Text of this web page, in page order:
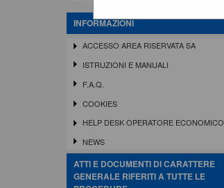
INFORMAZIONI
ACCESSO AREA RISERVATA SA
ISTRUZIONI E MANUALI
F.A.Q.
COOKIES
HELP DESK OPERATORE ECONOMICO
NEWS
ATTI E DOCUMENTI DI CARATTERE
GENERALE RIFERITI A TUTTE LE